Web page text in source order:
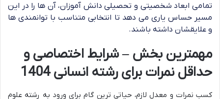
تمامی ابعاد شخصیتی و تحصیلی دانش آموزان، آن ها را در این
مسیر حساس یاری می دهد تا انتخابی متناسب با توانمندی ها
و علایقشان داشته باشند.
مهمترین بخش – شرایط اختصاصی و
حداقل نمرات برای رشته انسانی 1404
کسب نمرات و معدل لازم، حیاتی ترین گام برای ورود به رشته علوم